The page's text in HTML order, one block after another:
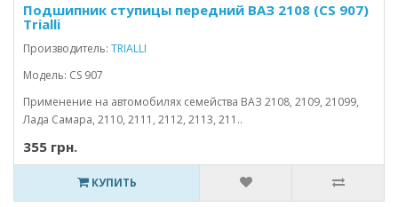
Подшипник ступицы передний ВАЗ 2108 (CS 907)
Trialli
Производитель: TRIALLI
Модель: CS 907
Применение на автомобилях семейства ВАЗ 2108, 2109, 21099,
Лада Самара, 2110, 2111, 2112, 2113, 211..
355 грн.
КУПИТЬ